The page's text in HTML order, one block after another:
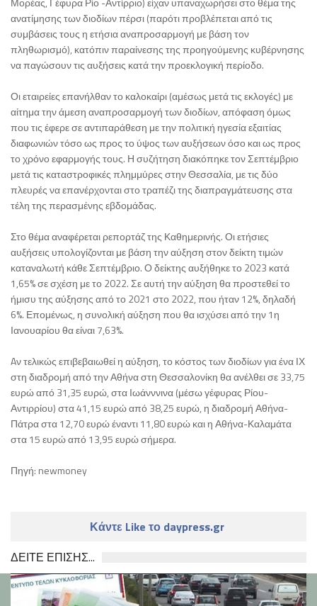
ανατίμησης των διοδίων πέρσι (παρότι προβλέπεται από τις
συμβάσεις τους η ετήσια αναπροσαρμογή με βάση τον
πληθωρισμό), κατόπιν παραίνεσης της προηγούμενης κυβέρνησης
να παγώσουν τις αυξήσεις κατά την προεκλογική περίοδο.
Οι εταιρείες επανήλθαν το καλοκαίρι (αμέσως μετά τις εκλογές) με
αίτημα την άμεση αναπροσαρμογή των διοδίων, απόφαση όμως
που τις έφερε σε αντιπαράθεση με την πολιτική ηγεσία εξαιτίας
διαφωνιών τόσο ως προς το ύψος των αυξήσεων όσο και ως προς
το χρόνο εφαρμογής τους. Η συζήτηση διακόπηκε τον Σεπτέμβριο
μετά τις καταστροφικές πλημμύρες στην Θεσσαλία, με τις δύο
πλευρές να επανέρχονται στο τραπέζι της διαπραγμάτευσης στα
τέλη της περασμένης εβδομάδας.
Στο θέμα αναφέρεται ρεπορτάζ της Καθημερινής. Οι ετήσιες
αυξήσεις υπολογίζονται με βάση την αύξηση στον δείκτη τιμών
καταναλωτή κάθε Σεπτέμβριο. Ο δείκτης αυξήθηκε το 2023 κατά
1,65% σε σχέση με το 2022. Σε αυτή την αύξηση θα προστεθεί το
ήμισυ της αύξησης από το 2021 στο 2022, που ήταν 12%, δηλαδή
6%. Επομένως, η συνολική αύξηση που θα ισχύσει από την 1η
Ιανουαρίου θα είναι 7,63%.
Aν τελικώς επιβεβαιωθεί η αύξηση, το κόστος των διοδίων για ένα ΙΧ
στη διαδρομή από την Αθήνα στη Θεσσαλονίκη θα ανέλθει σε 33,75
ευρώ από 31,35 ευρώ, στα Ιωάνννινα (μέσω γέφυρας Ρίου-
Αντιρρίου) στα 41,15 ευρώ από 38,25 ευρώ, η διαδρομή Αθήνα-
Πάτρα στα 12,70 ευρώ έναντι 11,80 ευρώ και η Αθήνα-Καλαμάτα
στα 15 ευρώ από 13,95 ευρώ σήμερα.
Πηγή: newmoney
Κάντε Like το daypress.gr
ΔΕΙΤΕ ΕΠΙΣΗΣ...